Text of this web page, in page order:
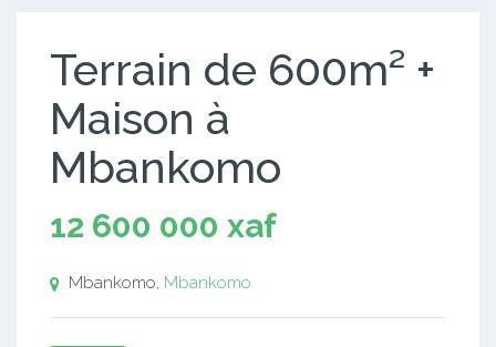
Terrain de 600m² +
Maison à
Mbankomo
12 600 000 xaf
Mbankomo, Mbankomo